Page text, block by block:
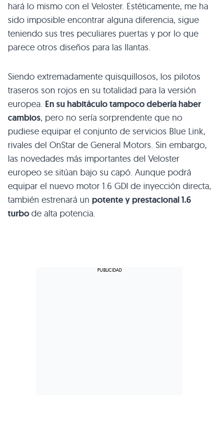
hará lo mismo con el Veloster. Estéticamente, me ha
sido imposible encontrar alguna diferencia, sigue
teniendo sus tres peculiares puertas y por lo que
parece otros diseños para las llantas.
Siendo extremadamente quisquillosos, los pilotos
traseros son rojos en su totalidad para la versión
europea. En su habitáculo tampoco debería haber
cambios, pero no sería sorprendente que no
pudiese equipar el conjunto de servicios Blue Link,
rivales del OnStar de General Motors. Sin embargo,
las novedades más importantes del Veloster
europeo se sitúan bajo su capó. Aunque podrá
equipar el nuevo motor 1.6 GDI de inyección directa,
también estrenará un potente y prestacional 1.6
turbode alta potencia.